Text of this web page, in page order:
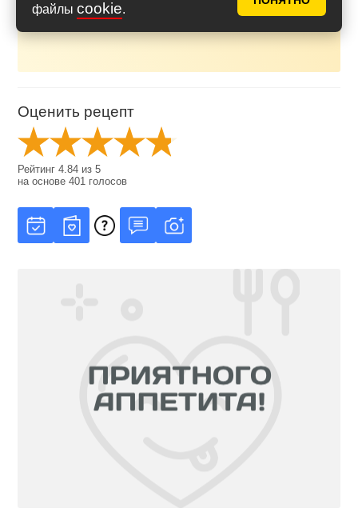
файлы cookie.
копченостями подойдут: копченая курица или
свиные копченые ребрышки.
Оценить рецепт
Рейтинг4.84 из5
на основе401 голосов